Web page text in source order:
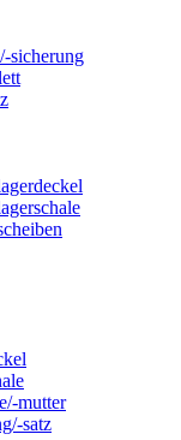
sicherung
mutter
satz